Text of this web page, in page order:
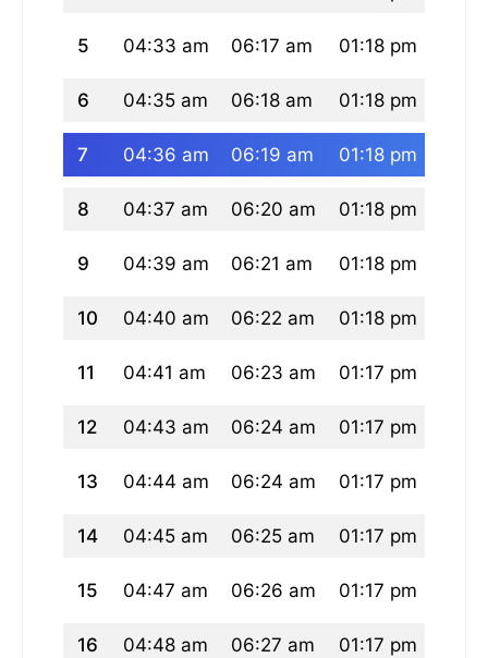
5 04:33 am 06:17 am 01:18 pm
6 04:35 am 06:18 am 01:18 pm
7 04:36 am 06:19 am 01:18 pm
8 04:37 am 06:20 am 01:18 pm
9 04:39 am 06:21 am 01:18 pm
10 04:40 am 06:22 am 01:18 pm
11 04:41 am 06:23 am 01:17 pm
12 04:43 am 06:24 am 01:17 pm
13 04:44 am 06:24 am 01:17 pm
14 04:45 am 06:25 am 01:17 pm
15 04:47 am 06:26 am 01:17 pm
16 04:48 am 06:27 am 01:17 pm